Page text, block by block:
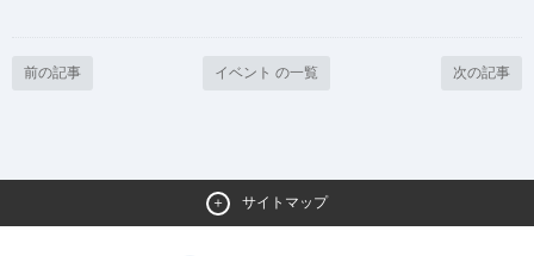
前の記事 イベント の一覧 次の記事
サイトマップ